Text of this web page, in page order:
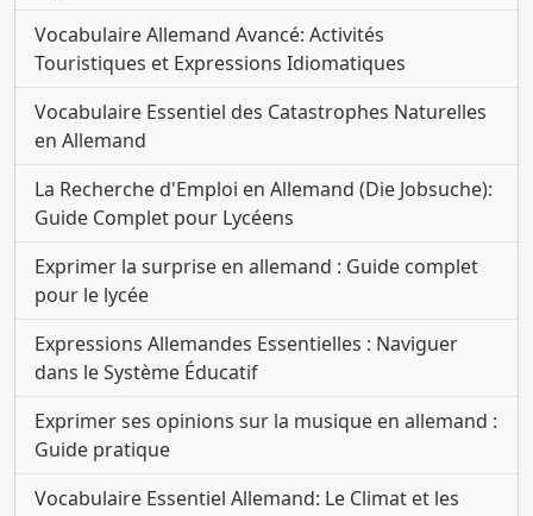
Vocabulaire Allemand Avancé: Activités
Touristiques et Expressions Idiomatiques
Vocabulaire Essentiel des Catastrophes Naturelles
en Allemand
La Recherche d'Emploi en Allemand (Die Jobsuche):
Guide Complet pour Lycéens
Exprimer la surprise en allemand : Guide complet
pour le lycée
Expressions Allemandes Essentielles : Naviguer
dans le Système Éducatif
Exprimer ses opinions sur la musique en allemand :
Guide pratique
Vocabulaire Essentiel Allemand: Le Climat et les